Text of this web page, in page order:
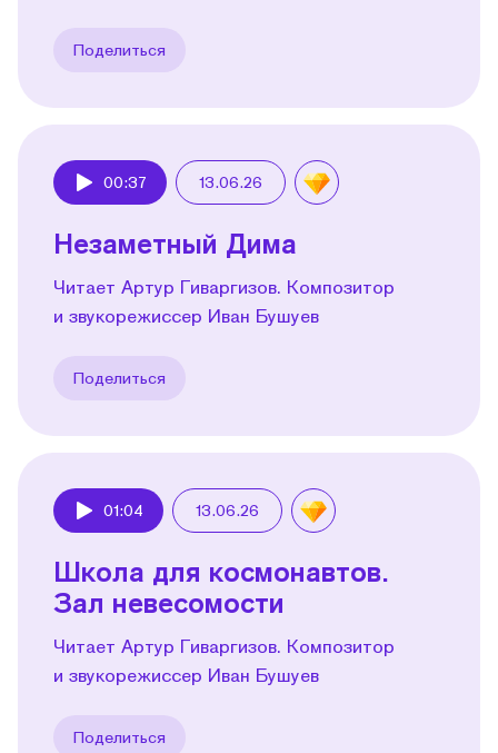
Поделиться
00:37 13.06.26
Незаметный Дима
Читает Артур Гиваргизов. Композитор
и звукорежиссер Иван Бушуев
Поделиться
01:04 13.06.26
Школа для космонавтов.
Зал невесомости
Читает Артур Гиваргизов. Композитор
и звукорежиссер Иван Бушуев
Поделиться